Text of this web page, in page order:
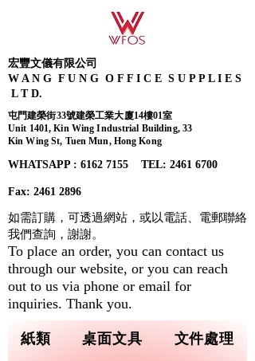
宏豐文儀有限公司
W A N G F U N G O F F I C E S U P P L I E S
L T D.
屯門建榮街33號建榮工業大廈14樓01室
Unit 1401, Kin Wing Industrial Building, 33
Kin Wing St, Tuen Mun, Hong Kong
WHATSAPP : 6162 7155​ TEL: 2461 6700
Fax: 2461 2896
紙類 桌面文具 文件處理
如需訂購，可透過網站，或以電話、電郵聯絡
我們查詢， 謝謝。
To place an order, you can contact us
through our website, or you can reach
out to us via phone or email for
inquiries. Thank you.